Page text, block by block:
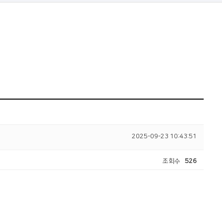
2025-09-23 10:43:51
조회수 526